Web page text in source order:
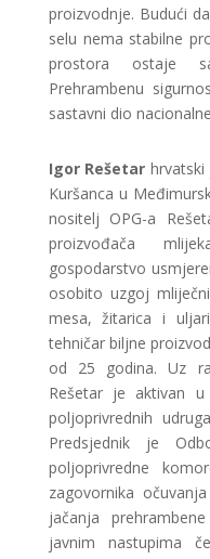
proizvodnje. Budući
selu nema stabilne
prostora ostaje
Prehrambenu
sastavni dio
Igor Rešetar
Kuršanca u
nositelj OPG-a
proizvođača
gospodarstvo
osobito uzgoj
mesa, žitarica i
tehničar biljne
od 25 godina. Uz
Rešetar je aktivan
poljoprivrednih
Predsjednik je
poljoprivredne
zagovornika
jačanja
javnim nastupima